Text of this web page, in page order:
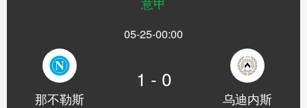
05-25-00:00
那不勒斯
1 - 0
乌迪内斯